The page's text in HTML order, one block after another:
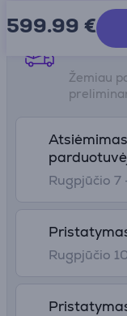
599.99 €
Žemiau
Atsiėmimas
Rugpjūčio 7
Rugpjūčio